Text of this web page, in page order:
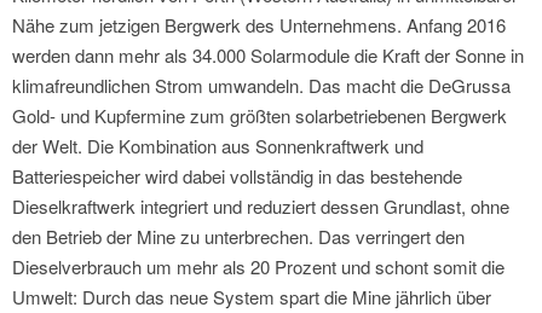
Nähe zum jetzigen Bergwerk des Unternehmens. Anfang 2016
werden dann mehr als 34.000 Solarmodule die Kraft der Sonne in
klimafreundlichen Strom umwandeln. Das macht die DeGrussa
Gold- und Kupfermine zum größten solarbetriebenen Bergwerk
der Welt. Die Kombination aus Sonnenkraftwerk und
Batteriespeicher wird dabei vollständig in das bestehende
Dieselkraftwerk integriert und reduziert dessen Grundlast, ohne
den Betrieb der Mine zu unterbrechen. Das verringert den
Dieselverbrauch um mehr als 20 Prozent und schont somit die
Umwelt: Durch das neue System spart die Mine jährlich über